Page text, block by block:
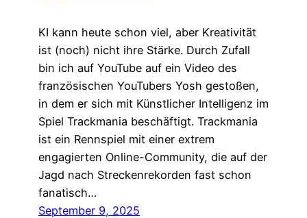
KI kann heute schon viel, aber Kreativität
ist (noch) nicht ihre Stärke. Durch Zufall
bin ich auf YouTube auf ein Video des
französischen YouTubers Yosh gestoßen,
in dem er sich mit Künstlicher Intelligenz im
Spiel Trackmania beschäftigt. Trackmania
ist ein Rennspiel mit einer extrem
engagierten Online-Community, die auf der
Jagd nach Streckenrekorden fast schon
fanatisch…
September 9, 2025